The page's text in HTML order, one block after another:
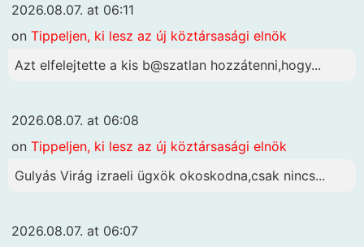
2026.08.07. at 06:11
on Tippeljen, ki lesz az új köztársasági elnök
Azt elfelejtette a kis b@szatlan hozzátenni,hogy...
2026.08.07. at 06:08
on Tippeljen, ki lesz az új köztársasági elnök
Gulyás Virág izraeli ügxök okoskodna,csak nincs...
2026.08.07. at 06:07